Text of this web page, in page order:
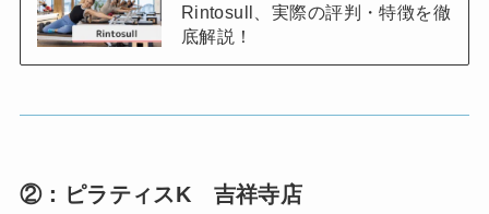
Rintosull、実際の評判・特徴を徹
底解説！
②：ピラティスK 吉祥寺店